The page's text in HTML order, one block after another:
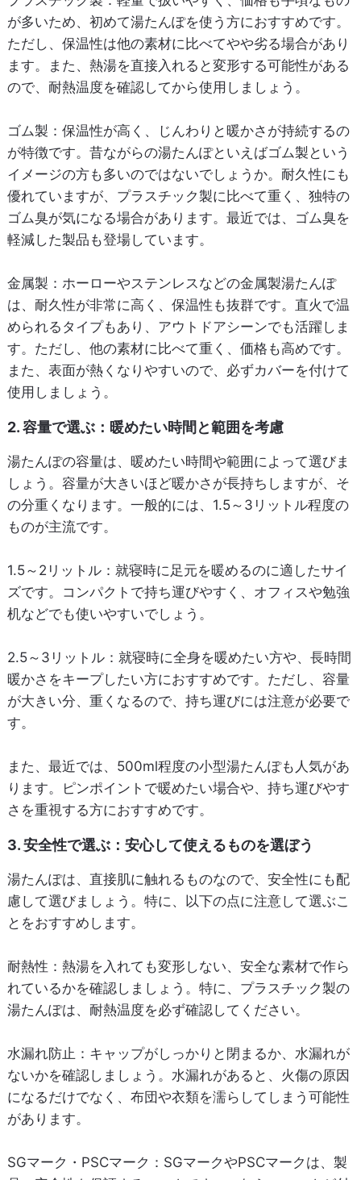
が多いため、初めて湯たんぽを使う方におすすめです。
ただし、保温性は他の素材に比べてやや劣る場合があり
ます。また、熱湯を直接入れると変形する可能性がある
ので、耐熱温度を確認してから使用しましょう。
ゴム製 ：保温性が高く、じんわりと暖かさが持続するの
が特徴です。昔ながらの湯たんぽといえばゴム製という
イメージの方も多いのではないでしょうか。耐久性にも
優れていますが、プラスチック製に比べて重く、独特の
ゴム臭が気になる場合があります。最近では、ゴム臭を
軽減した製品も登場しています。
金属製 ：ホーローやステンレスなどの金属製湯たんぽ
は、耐久性が非常に高く、保温性も抜群です。直火で温
められるタイプもあり、アウトドアシーンでも活躍しま
す。ただし、他の素材に比べて重く、価格も高めです。
また、表面が熱くなりやすいので、必ずカバーを付けて
使用しましょう。
2. 容量で選ぶ：暖めたい時間と範囲を考慮
湯たんぽの容量は、暖めたい時間や範囲によって選びま
しょう。容量が大きいほど暖かさが長持ちしますが、そ
の分重くなります。一般的には、1.5～3リットル程度の
ものが主流です。
1.5～2リットル：就寝時に足元を暖めるのに適したサイ
ズです。コンパクトで持ち運びやすく、オフィスや勉強
机などでも使いやすいでしょう。
2.5～3リットル：就寝時に全身を暖めたい方や、長時間
暖かさをキープしたい方におすすめです。ただし、容量
が大きい分、重くなるので、持ち運びには注意が必要で
す。
また、最近では、500ml程度の小型湯たんぽも人気があ
ります。ピンポイントで暖めたい場合や、持ち運びやす
さを重視する方におすすめです。
3. 安全性で選ぶ：安心して使えるものを選ぼう
湯たんぽは、直接肌に触れるものなので、安全性にも配
慮して選びましょう。特に、以下の点に注意して選ぶこ
とをおすすめします。
耐熱性 ：熱湯を入れても変形しない、安全な素材で作ら
れているかを確認しましょう。特に、プラスチック製の
湯たんぽは、耐熱温度を必ず確認してください。
水漏れ防止 ：キャップがしっかりと閉まるか、水漏れが
ないかを確認しましょう。水漏れがあると、火傷の原因
になるだけでなく、布団や衣類を濡らしてしまう可能性
があります。
SGマーク・PSCマーク ：SGマークやPSCマークは、製